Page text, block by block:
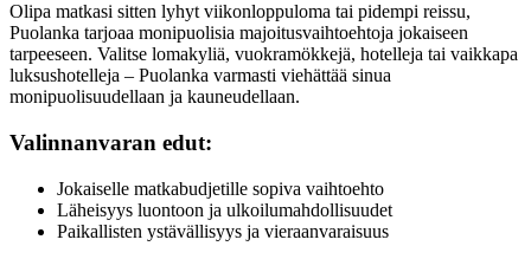
Olipa matkasi sitten lyhyt viikonloppuloma tai pidempi reissu,
Puolanka tarjoaa monipuolisia majoitusvaihtoehtoja jokaiseen
tarpeeseen. Valitse lomakyliä, vuokramökkejä, hotelleja tai vaikkapa
luksushotelleja – Puolanka varmasti viehättää sinua
monipuolisuudellaan ja kauneudellaan.
Valinnanvaran edut:
Jokaiselle matkabudjetille sopiva vaihtoehto
Läheisyys luontoon ja ulkoilumahdollisuudet
Paikallisten ystävällisyys ja vieraanvaraisuus